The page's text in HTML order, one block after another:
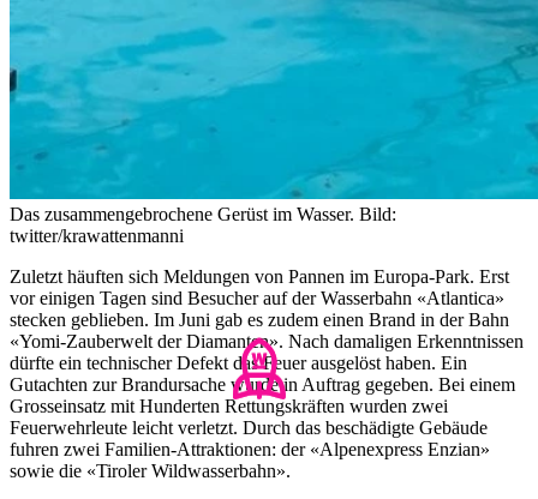
Das zusammengebrochene Gerüst im Wasser. Bild:
twitter/krawattenmanni
Zuletzt häuften sich Meldungen von Pannen im Europa-Park. Erst
vor einigen Tagen sind Besucher auf der Wasserbahn «Atlantica»
stecken geblieben. Im Juni gab es zudem einen Brand in der Bahn
«Yomi-Zauberwelt der Diamanten». Nach damaligen Erkenntnissen
dürfte ein technischer Defekt das Feuer ausgelöst haben. Ein
Gutachten zur Brandursache wurde in Auftrag gegeben. Bei einem
Grosseinsatz mit Hunderten Rettungskräften wurden zwei
Feuerwehrleute leicht verletzt. Durch das beschädigte Gebäude
fuhren zwei Familien-Attraktionen: der «Alpenexpress Enzian»
sowie die «Tiroler Wildwasserbahn».